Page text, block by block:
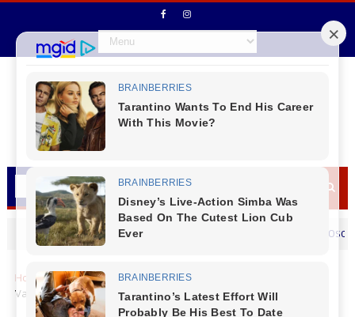
MENSAGEM DIA DOS PAIS Secretário de Fazenda Maurício Osciany
Home Cantu Locais
Laranjeiras do Sul - Bairro Presidente
Vargas recebe o evento Interação com a Comunidade.